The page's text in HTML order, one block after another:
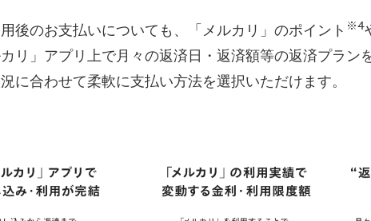
後のお支払いについても、「メルカリ」のポイント ※4
リ」アプリ上で月々の返済日・返済額等の返済プラン
に合わせて柔軟に支払い方法を選択いただけます。